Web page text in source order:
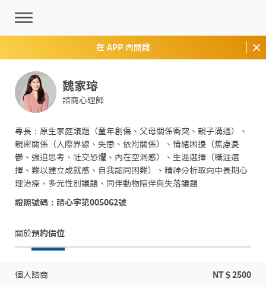
在 APP 內開啟
魏家璿
諮商心理師
專長：原生家庭議題（童年創傷、父母關係衝突、親子溝通）、
親密關係（人際界線、失戀、依附關係）、情緒困擾（焦慮憂
鬱、強迫思考、社交恐懼、內在空洞感）、生涯選擇（職涯選
擇、難以建立成就感、自我認同困難）、精神分析取向中長期心
理治療、多元性別議題、同伴動物陪伴與失落議題
證照號碼：諮心字第005062號
關於預約價位
個人諮商 NT＄2500